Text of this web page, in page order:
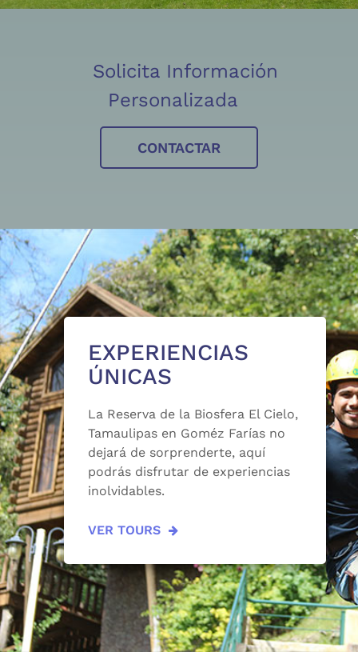
Solicita Información
Personalizada
CONTACTAR
EXPERIENCIAS
ÚNICAS
La Reserva de la Biosfera El Cielo,
Tamaulipas en Goméz Farías no
dejará de sorprenderte, aquí
podrás disfrutar de experiencias
inolvidables.
VER TOURS